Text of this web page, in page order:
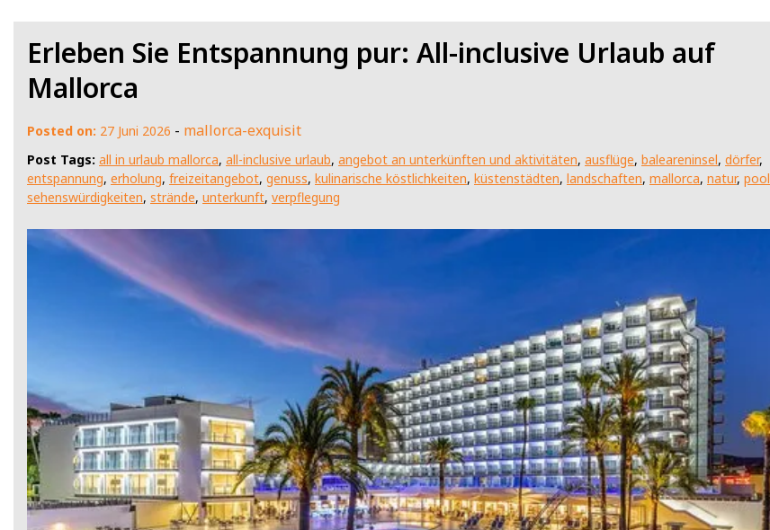
Erleben Sie Entspannung pur: All-inclusive Urlaub auf
Mallorca
Posted on: 27 Juni 2026 - mallorca-exquisit
Post Tags: all in urlaub mallorca, all-inclusive urlaub, angebot an unterkünften und aktivitäten, ausflüge, baleareninsel, dörfer,
entspannung, erholung, freizeitangebot, genuss, kulinarische köstlichkeiten, küstenstädten, landschaften, mallorca, natur, pool
sehenswürdigkeiten, strände, unterkunft, verpflegung